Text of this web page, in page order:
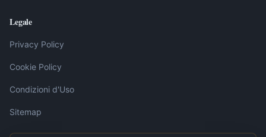
Legale
Privacy Policy
Cookie Policy
Condizioni d'Uso
Sitemap